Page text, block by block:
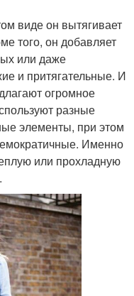
виде он вытягивает
того, он добавляет
или даже
и притягательные. И
огромное
разные
элементы, при этом
Именно
или прохладную